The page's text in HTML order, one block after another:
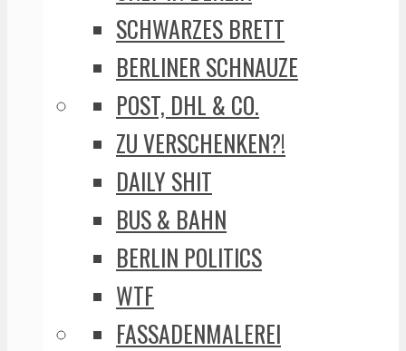
SCHWARZES BRETT
BERLINER SCHNAUZE
POST, DHL & CO.
ZU VERSCHENKEN?!
DAILY SHIT
BUS & BAHN
BERLIN POLITICS
WTF
FASSADENMALEREI